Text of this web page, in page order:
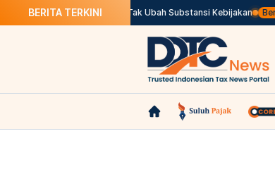
BERITA TERKINI
Pajak Marketplace Tak Ubah Substansi Kebijakan